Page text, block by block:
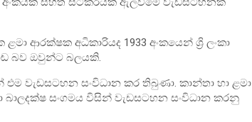
ආරක්ෂක අධිකාරියද 1933 අංකයෙන් ශ්‍රි ලංකා
බව ඔවුන්ට බලයකි.
වැඩසටහන සංවිධාන කර තිබුණා. කාන්තා හා ළමා
බාලදක්ෂ සංගමය විසින්‍ වැඩසටහන සංවිධාන කරනු